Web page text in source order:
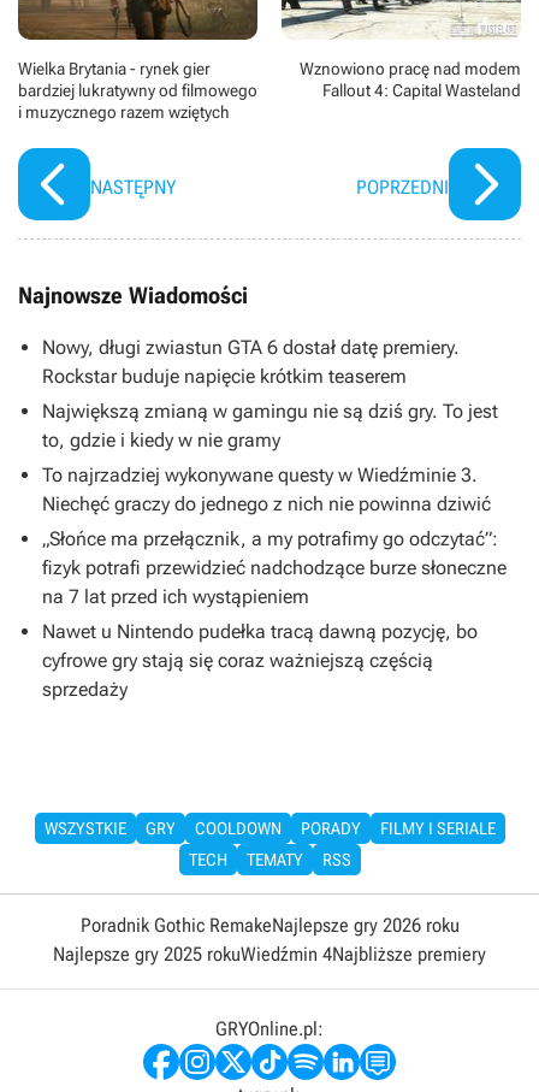
Wielka Brytania - rynek gier
bardziej lukratywny od filmowego
i muzycznego razem wziętych
NASTĘPNY
Wznowiono pracę nad modem
Fallout 4: Capital Wasteland
POPRZEDNI
Najnowsze Wiadomości
Nowy, długi zwiastun GTA 6 dostał datę premiery.
Rockstar buduje napięcie krótkim teaserem
Największą zmianą w gamingu nie są dziś gry. To jest
to, gdzie i kiedy w nie gramy
To najrzadziej wykonywane questy w Wiedźminie 3.
Niechęć graczy do jednego z nich nie powinna dziwić
„Słońce ma przełącznik, a my potrafimy go odczytać”:
fizyk potrafi przewidzieć nadchodzące burze słoneczne
na 7 lat przed ich wystąpieniem
Nawet u Nintendo pudełka tracą dawną pozycję, bo
cyfrowe gry stają się coraz ważniejszą częścią
sprzedaży
WSZYSTKIE GRY COOLDOWN PORADY
FILMY I SERIALE
TECH
TEMATY RSS
Poradnik Gothic RemakeNajlepsze gry 2026 roku
Najlepsze gry 2025 rokuWiedźmin 4Najbliższe premiery
GRYOnline.pl: